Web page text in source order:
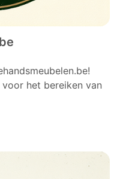
het bereiken van